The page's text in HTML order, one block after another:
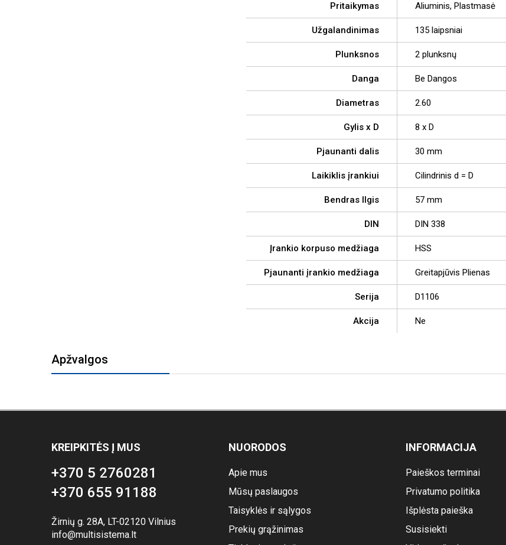
Pritaikymas Aliuminis, Plastmasė
Užgalandinimas 135 laipsniai
Plunksnos 2 plunksnų
Danga Be Dangos
Diametras 2.60
Gylis x D 8 x D
Pjaunanti dalis 30 mm
Laikiklis įrankiui Cilindrinis d = D
Bendras Ilgis 57 mm
DIN DIN 338
Įrankio korpuso medžiaga HSS
Pjaunanti įrankio medžiaga Greitapjūvis Plienas
Serija D1106
Akcija Ne
Apžvalgos
KREIPKITĖS Į MUS
+370 5 2760281
+370 655 91188
Žirnių g. 28A, LT-02120 Vilnius
info@multisistema.lt
NUORODOS
Apie mus
Mūsų paslaugos
Taisyklės ir sąlygos
Prekių grąžinimas
INFORMACIJA
Paieškos terminai
Privatumo politika
Išplėsta paieška
Susisiekti